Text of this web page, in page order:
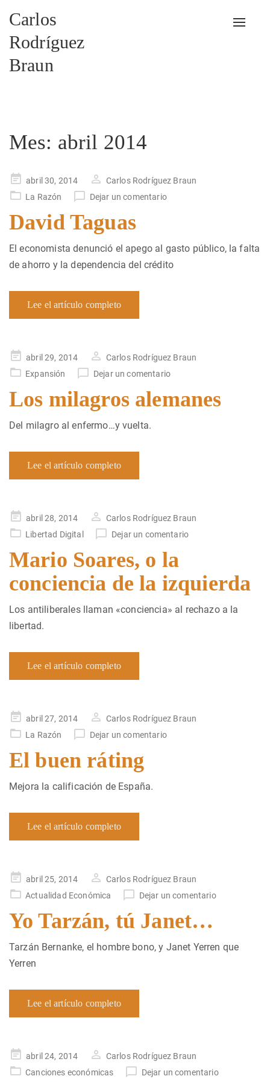
Carlos
Rodríguez
Braun
Mes: abril 2014
Publicado
en
abril 30, 2014
Carlos Rodríguez Braun
La Razón
Dejar un comentario
David Taguas
El economista denunció el apego al gasto público, la falta
de ahorro y la dependencia del crédito
Lee el artículo completo
Publicado
en
abril 29, 2014
Carlos Rodríguez Braun
Expansión
Dejar un comentario
Los milagros alemanes
Del milagro al enfermo…y vuelta.
Lee el artículo completo
Publicado
en
abril 28, 2014
Carlos Rodríguez Braun
Libertad Digital
Dejar un comentario
Mario Soares, o la
conciencia de la izquierda
Los antiliberales llaman «conciencia» al rechazo a la
libertad.
Lee el artículo completo
Publicado
en
abril 27, 2014
Carlos Rodríguez Braun
La Razón
Dejar un comentario
El buen ráting
Mejora la calificación de España.
Lee el artículo completo
Publicado
en
abril 25, 2014
Carlos Rodríguez Braun
Actualidad Económica
Dejar un comentario
Yo Tarzán, tú Janet…
Tarzán Bernanke, el hombre bono, y Janet Yerren que
Yerren
Lee el artículo completo
Publicado
en
abril 24, 2014
Carlos Rodríguez Braun
Canciones económicas
Dejar un comentario